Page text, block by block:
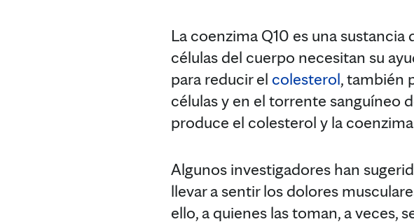
La coenzima Q10 es una
células del cuerpo necesitan su
para reducir el colesterol, también
células y en el torrente sanguíneo
produce el colesterol y la coenzima
Algunos investigadores han
llevar a sentir los dolores
ello, a quienes las toman, a veces,